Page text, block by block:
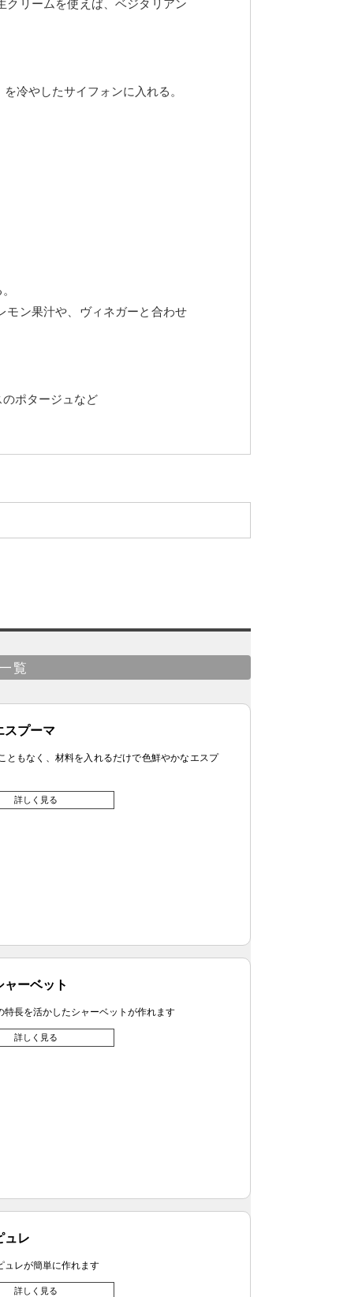
クリームを使えば、ベジタリアン
冷やしたサイフォンに入れる。
モン果汁や、ヴィネガーと合わせ
ポタージュなど
覧
スプーマ
ともなく、材料を入れるだけで色鮮やかなエスプ
詳しく見る
ャーベット
特長を活かしたシャーベットが作れます
詳しく見る
ュレ
ュレが簡単に作れます
詳しく見る